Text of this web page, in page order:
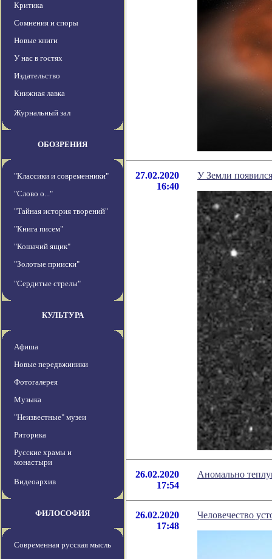
Критика
Сомнения и споры
Новые книги
У нас в гостях
Издательство
Книжная лавка
Журнальный зал
ОБОЗРЕНИЯ
"Классики и современники"
"Слово о..."
"Тайная история творений"
"Книга писем"
"Кошачий ящик"
"Золотые прииски"
"Сердитые стрелы"
КУЛЬТУРА
Афиша
Новые передвжиники
Фотогалерея
Музыка
"Неизвестные" музеи
Риторика
Русские храмы и
монастыри
Видеоархив
ФИЛОСОФИЯ
Современная русская мысль
27.02.2020
16:40
У Земли
26.02.2020
17:54
Аномально
26.02.2020
17:48
Человечество